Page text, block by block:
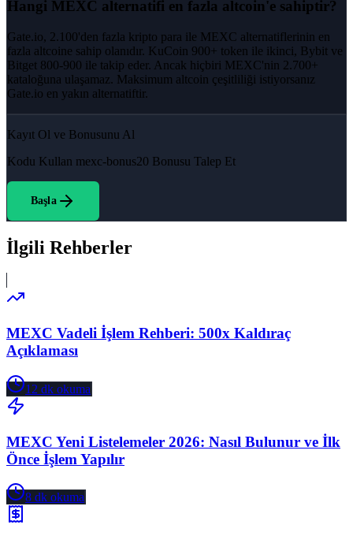
Hangi MEXC alternatifi en fazla altcoin'e sahiptir?
Gate.io, 2.100'den fazla kripto para ile MEXC alternatiflerinin en
fazla altcoine sahip olanıdır. KuCoin 900+ token ile ikinci, Bybit ve
Bitget 800-900 ile takip eder. Ancak hiçbiri MEXC'nin 2.700+
kataloğuna ulaşamaz. Maksimum altcoin çeşitliliği istiyorsanız
Gate.io en yakın alternatiftir.
Kayıt Ol ve Bonusunu Al
Kodu Kullan mexc-bonus20 Bonusu Talep Et
Başla
İlgili Rehberler
MEXC Vadeli İşlem Rehberi: 500x Kaldıraç
Açıklaması
12 dk okuma
MEXC Yeni Listelemeler 2026: Nasıl Bulunur ve İlk
Önce İşlem Yapılır
8 dk okuma